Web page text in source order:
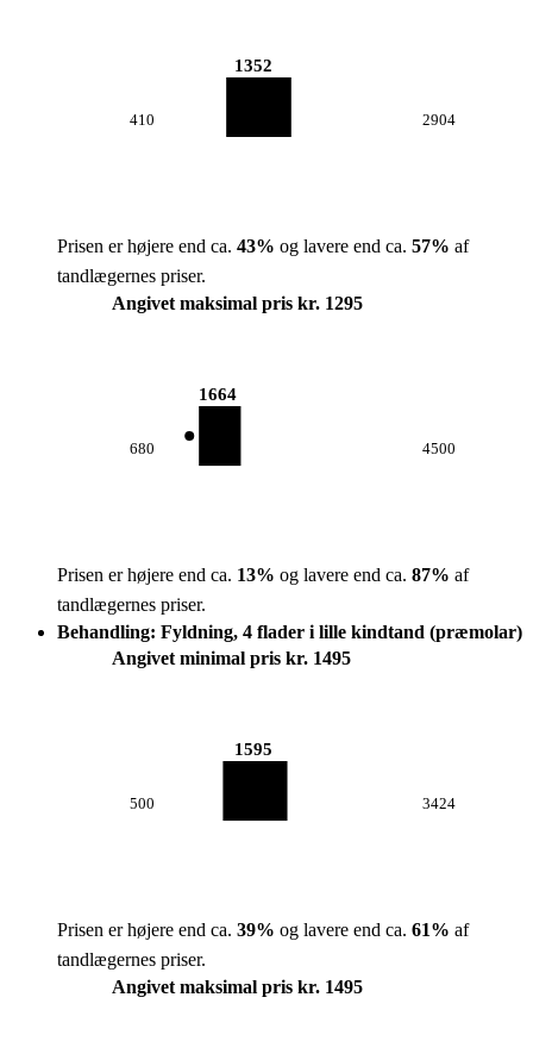
410
1352
2904
Prisen er højere end ca. 43% og lavere end ca. 57% af
tandlægernes priser.
Angivet maksimal pris kr. 1295
680
1664
4500
Prisen er højere end ca. 13% og lavere end ca. 87% af
tandlægernes priser.
Behandling: Fyldning, 4 flader i lille kindtand (præmolar)
Angivet minimal pris kr. 1495
500
1595
3424
Prisen er højere end ca. 39% og lavere end ca. 61% af
tandlægernes priser.
Angivet maksimal pris kr. 1495